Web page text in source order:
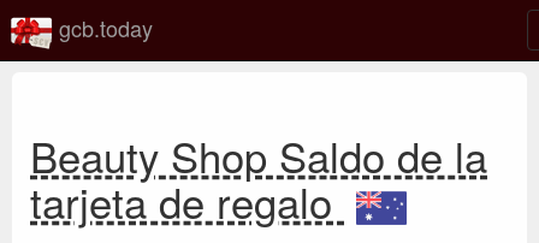
gcb.today
Beauty Shop Saldo de la
tarjeta de regalo